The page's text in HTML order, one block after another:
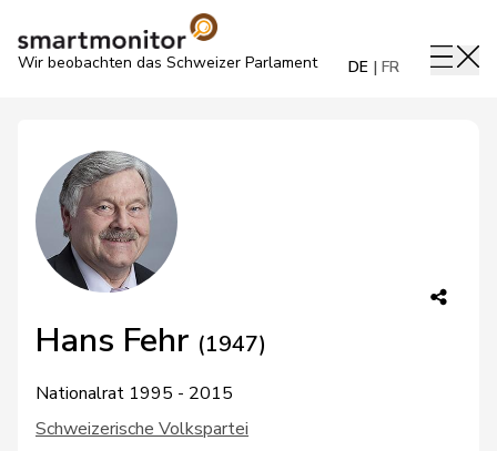
Wir beobachten das Schweizer Parlament DE FR
Hans Fehr (1947)
Nationalrat 1995 - 2015
Schweizerische Volkspartei